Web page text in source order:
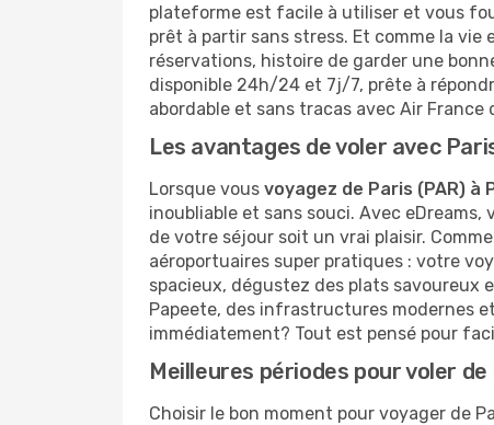
plateforme est facile à utiliser et vous
prêt à partir sans stress. Et comme la
réservations, histoire de garder une
disponible 24h/24 et 7j/7, prête à
abordable et sans tracas avec Air France
Les avantages de voler avec
Lorsque vous voyagez de Paris (PAR) à
inoubliable et sans souci. Avec
de votre séjour soit un vrai plaisir.
aéroportuaires super pratiques : votre
spacieux, dégustez des plats savoureux
Papeete, des infrastructures modernes
immédiatement? Tout est pensé pour
Meilleures périodes pour voler
Choisir le bon moment pour voyager de